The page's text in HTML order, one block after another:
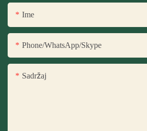
Ime
Phone/WhatsApp/Skype
Sadržaj